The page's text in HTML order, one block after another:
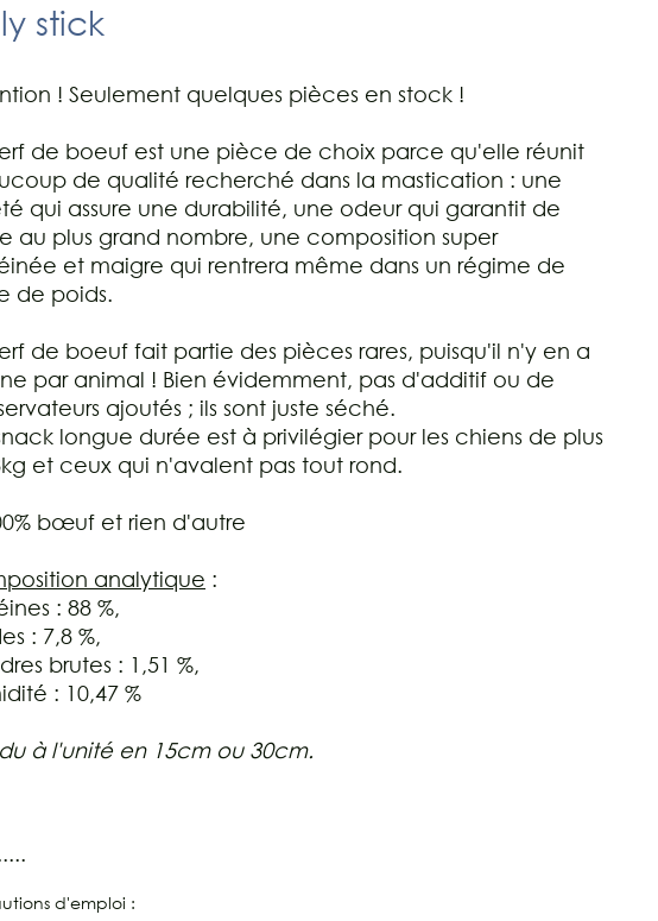
stick
! Seulement quelques pièces en stock !
de boeuf est une pièce de choix parce qu'elle réunit
de qualité recherché dans la mastication : une
qui assure une durabilité, une odeur qui garantit de
au plus grand nombre, une composition super
et maigre qui rentrera même dans un régime de
de poids.
de boeuf fait partie des pièces rares, puisqu'il n'y en a
par animal ! Bien évidemment, pas d'additif ou de
ajoutés ; ils sont juste séché.
longue durée est à privilégier pour les chiens de plus
et ceux qui n'avalent pas tout rond.
bœuf et rien d'autre
analytique :
: 88 %,
: 7,8 %,
brutes : 1,51 %,
: 10,47 %
à l'unité en 15cm ou 30cm.
d'emploi :